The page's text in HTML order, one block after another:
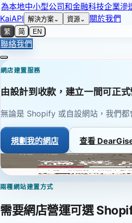
為本地中小型公司和金融科技企業滲
KaiAPI 解決方案⌄ 資源⌄ 關於我們
繁 简 EN
聯絡我們
網店建置服務
由設計到收款，建立一間可正式
無論是 Shopify 或自設網站，我們
規劃我的網店
查看
DearGiselle.hk
真實網店實證
兩種網站建置方式
需要網店營運可選